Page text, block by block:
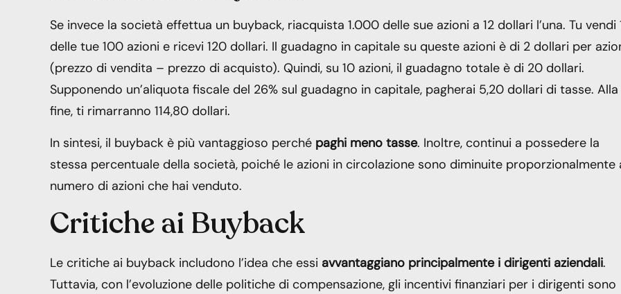
Se invece la società effettua un buyback, riacquista 1.000 delle sue azioni a 12 dollari l’una. Tu vendi
delle tue 100 azioni e ricevi 120 dollari. Il guadagno in capitale su queste azioni è di 2 dollari per
(prezzo di vendita – prezzo di acquisto). Quindi, su 10 azioni, il guadagno totale è di 20 dollari.
Supponendo un’aliquota fiscale del 26% sul guadagno in capitale, pagherai 5,20 dollari di tasse. Alla
fine, ti rimarranno 114,80 dollari.
In sintesi, il buyback è più vantaggioso perché paghi meno tasse. Inoltre, continui a possedere la
stessa percentuale della società, poiché le azioni in circolazione sono diminuite proporzionalmente
numero di azioni che hai venduto.
Critiche ai Buyback
Le critiche ai buyback includono l’idea che essi avvantaggiano principalmente i dirigenti aziendali.
Tuttavia, con l’evoluzione delle politiche di compensazione, gli incentivi finanziari per i dirigenti sono